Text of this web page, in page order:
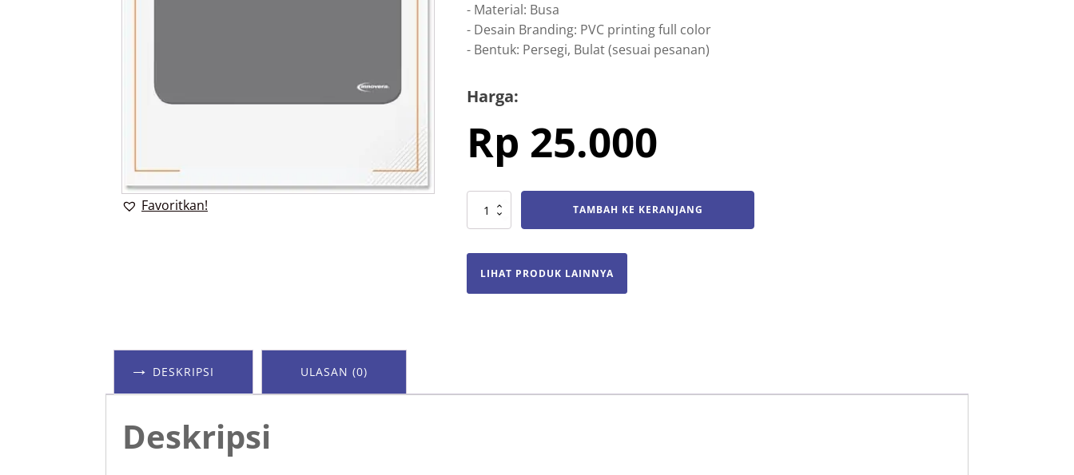
Favoritkan!
- Material: Busa
- Desain Branding: PVC printing full color
- Bentuk: Persegi, Bulat (sesuai pesanan)
Harga:
Rp 25.000
Kuantitas
Mousepads
TAMBAH KE KERANJANG
LIHAT PRODUK LAINNYA
DESKRIPSI ULASAN (0)
Deskripsi